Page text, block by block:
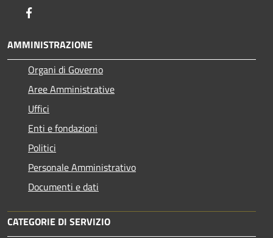
AMMINISTRAZIONE
Organi di Governo
Aree Amministrative
Uffici
Enti e fondazioni
Politici
Personale Amministrativo
Documenti e dati
CATEGORIE DI SERVIZIO